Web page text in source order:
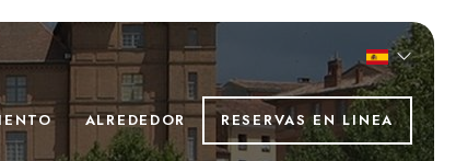
ALREDEDOR RESERVAS EN LINEA